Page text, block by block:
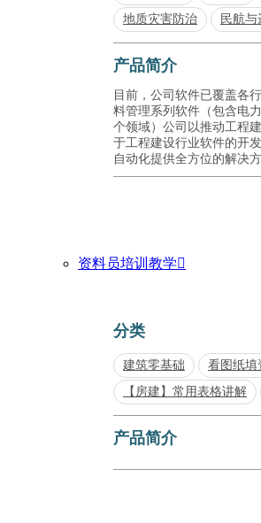
地质灾害防治
民航与
产品简介
目前，公司软件已覆盖各
料管理系列软件（包含电
个领域）公司以推动工程
于工程建设行业软件的开
自动化提供全方位的解决方
资料员培训教学
分类
建筑零基础 看图纸填
【房建】常用表格讲解
产品简介